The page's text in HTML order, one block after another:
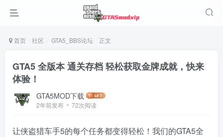
首页 社区 GTA5_BBS论坛 正文
GTA5 全版本 通关存档 轻松获取金牌成就，快来
体验！
GTA5MOD下载
2年前发布 72次阅读
让侠盗猎车手5的每个任务都变得轻松！我们的GTA5全